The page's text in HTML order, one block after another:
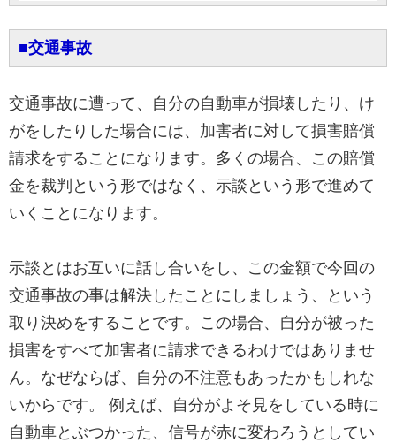
■交通事故
交通事故に遭って、自分の自動車が損壊したり、け
がをしたりした場合には、加害者に対して損害賠償
請求をすることになります。多くの場合、この賠償
金を裁判という形ではなく、示談という形で進めて
いくことになります。
示談とはお互いに話し合いをし、この金額で今回の
交通事故の事は解決したことにしましょう、という
取り決めをすることです。この場合、自分が被った
損害をすべて加害者に請求できるわけではありませ
ん。なぜならば、自分の不注意もあったかもしれな
いからです。 例えば、自分がよそ見をしている時に
自動車とぶつかった、信号が赤に変わろうとしてい